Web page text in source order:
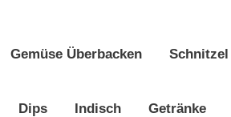
Gemüse Überbacken Schnitzel
Dips Indisch Getränke